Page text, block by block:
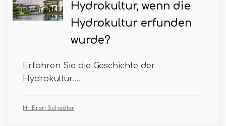
Hydrokultur, wenn die
Hydrokultur erfunden
wurde?
Erfahren Sie die Geschichte der
Hydrokultur....
Hr. Eren Schedler